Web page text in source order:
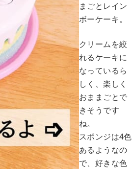
まごとレイン
ボーケーキ。
クリームを絞
れるケーキに
なっているら
しく、楽しく
おままごとで
きそうです
ね。
スポンジは4色
あるようなの
で、好きな色